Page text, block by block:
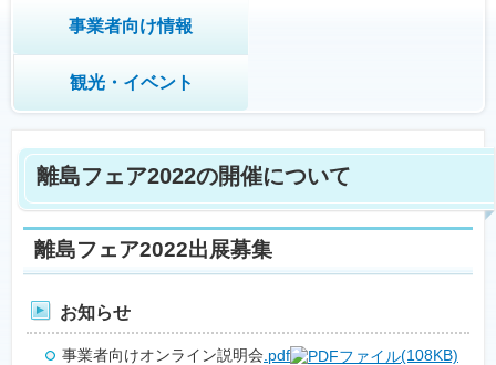
事業者向け情報
観光・イベント
離島フェア2022の開催について
離島フェア2022出展募集
お知らせ
事業者向けオンライン説明会 .pdf
(108KB)